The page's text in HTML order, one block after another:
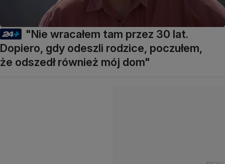
"Nie wracałem tam przez 30 lat.
Dopiero, gdy odeszli rodzice, poczułem,
że odszedł również mój dom"